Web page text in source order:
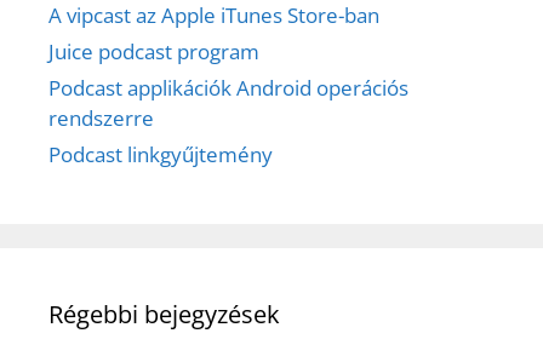
A vipcast az Apple iTunes Store-ban
Juice podcast program
Podcast applikációk Android operációs
rendszerre
Podcast linkgyűjtemény
Régebbi bejegyzések